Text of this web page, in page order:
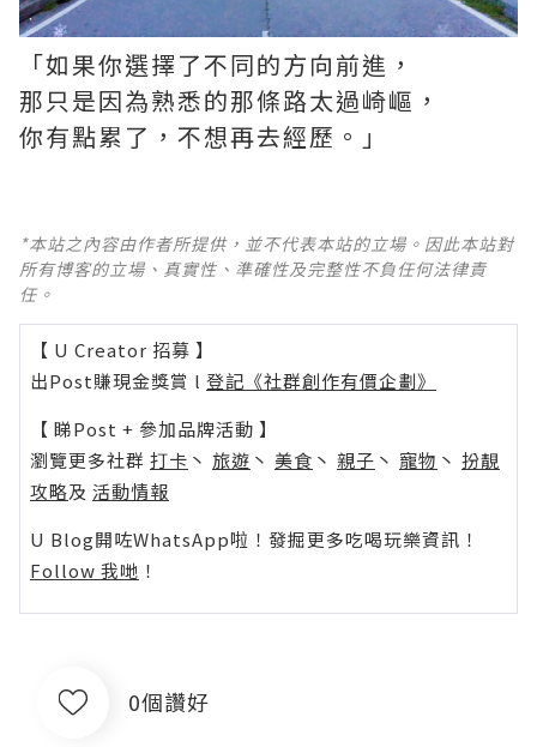
「如果你選擇了不同的方向前進，
那只是因為熟悉的那條路太過崎嶇，
你有點累了，不想再去經歷。」
*本站之內容由作者所提供，並不代表本站的立場。因此本站對
所有博客的立場、真實性、準確性及完整性不負任何法律責
任。
【 U Creator 招募 】
出Post賺現金獎賞 l 登記《社群創作有價企劃》
【 睇Post + 參加品牌活動 】
瀏覽更多社群 打卡 丶 旅遊 丶 美食 丶 親子 丶 寵物 丶 扮靚
攻略及 活動情報
U Blog開咗WhatsApp啦！發掘更多吃喝玩樂資訊！
Follow 我哋 ！
0個讚好